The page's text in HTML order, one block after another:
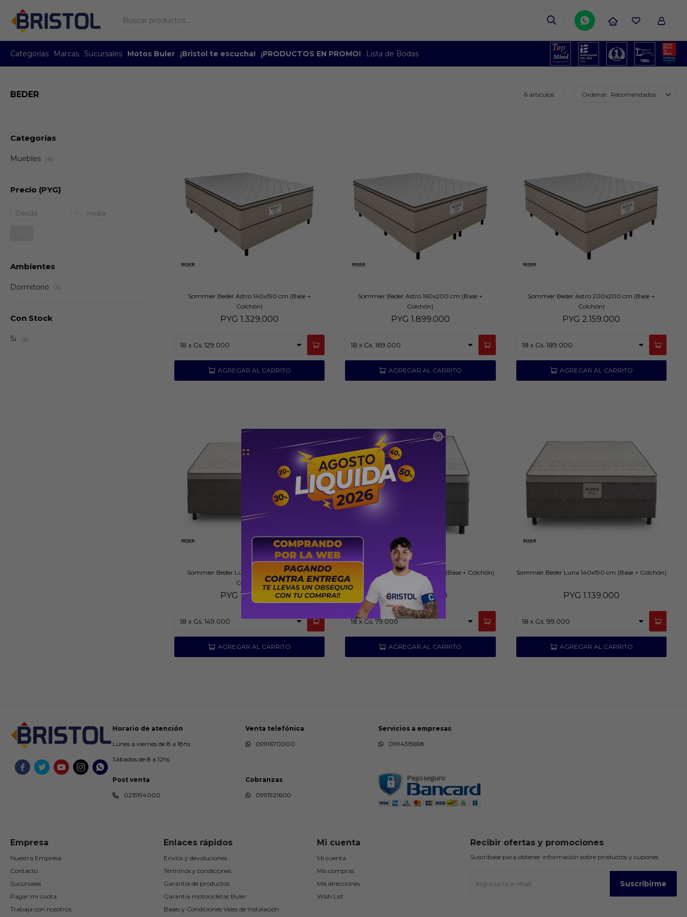

Categorías Marcas Sucursales Motos Buler ¡Bristol te escucha! ¡PRODUCTOS EN PROMO! Lista de Bodas

BEDER 6 artículos Recomendados
Sommier Beder Astro 140x190 cm (Base +
Colchón)
PYG 1.329.000
Sommier Beder Astro 160x200 cm (Base +
Colchón)
PYG 1.899.000
Sommier Beder Astro 200x200 cm (Base +
Colchón)
PYG 2.159.000
Sommier Beder Luna 160x200 cm (Base +
Colchón)
PYG 1.609.000
Sommier Beder Luna 90x190 cm (Base + Colchón)
PYG 879.000
Sommier Beder Luna 140x190 cm (Base + Colchón)
PYG 1.139.000
Categorías
Muebles (6)
Precio (PYG)
Ambientes
Dormitorio (6)
Con Stock
Si (6)
    
Horario de atención
Lunes a viernes de 8 a 18hs
Sábados de 8 a 12hs
Venta telefónica
0991670000
Servicios a empresas
0994315698
Post venta
0215194000
Cobranzas
0991921600
Empresa
Nuestra Empresa
Contacto
Sucursales
Pagar mi cuota
Trabaja con nosotros
Enlaces rápidos
Envíos y devoluciones
Términos y condiciones
Garantía de productos
Garantía motocicletas Buler
Bases y Condiciones Vales de Instalación
Mi cuenta
Mi cuenta
Mis compras
Mis direcciones
Wish List
Recibir ofertas y promociones
Suscríbase para obtener información sobre productos y cupones
Suscribirme